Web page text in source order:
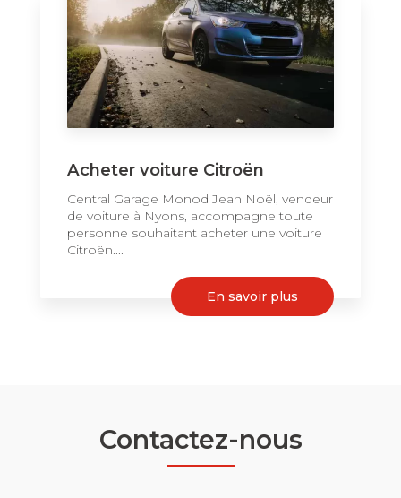
Acheter voiture Citroën
Central Garage Monod Jean Noël, vendeur
de voiture à Nyons, accompagne toute
personne souhaitant acheter une voiture
Citroën....
En savoir plus
Contactez-nous